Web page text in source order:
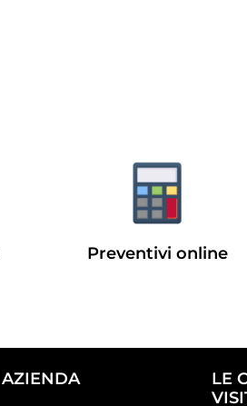
Preventivi online
AZIENDA
LE